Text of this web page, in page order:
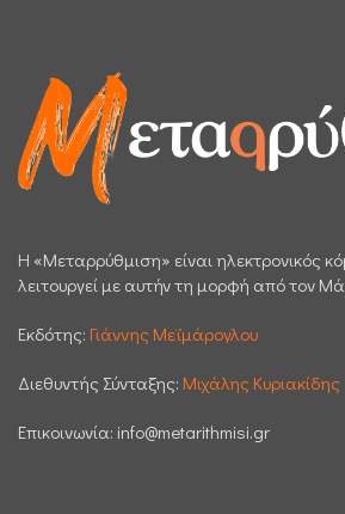
H «Μεταρρύθμιση» είναι ηλεκτρονικός
λειτουργεί με αυτήν τη μορφή από τον
Εκδότης: Γιάννης Μεϊμάρογλου
Διεθυντής Σύνταξης: Μιχάλης Κυριακίδης
Επικοινωνία: info@metarithmisi.gr